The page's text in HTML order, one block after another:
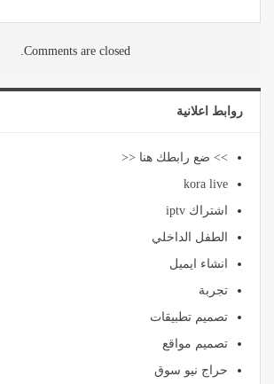
Comments are closed.
روابط اعلانية
>> ضع رابطك هنا <<
kora live
اشتراك iptv
الطفل الداخلي
انشاء ايميل
تجربة
تصميم تطبيقات
تصميم مواقع
حراج نيو سوق